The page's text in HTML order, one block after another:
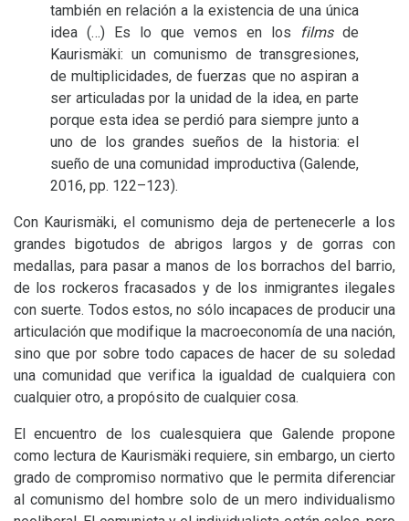
también en relación a la existencia de una única
idea (…) Es lo que vemos en los
filmsde
Kaurismäki: un comunismo de transgresiones,
de multiplicidades, de fuerzas que no aspiran a
ser articuladas por la unidad de la idea, en parte
porque esta idea se perdió para siempre junto a
uno de los grandes sueños de la historia: el
sueño de una comunidad improductiva (Galende,
2016, pp. 122–123).
Con Kaurismäki, el comunismo deja de pertenecerle a los
grandes bigotudos de abrigos largos y de gorras con
medallas, para pasar a manos de los borrachos del barrio,
de los rockeros fracasados y de los inmigrantes ilegales
con suerte. Todos estos, no sólo incapaces de producir una
articulación que modifique la macroeconomía de una nación,
sino que por sobre todo capaces de hacer de su soledad
una comunidad que verifica la igualdad de cualquiera con
cualquier otro, a propósito de cualquier cosa.
El encuentro de los cualesquiera que Galende propone
como lectura de Kaurismäki requiere, sin embargo, un cierto
grado de compromiso normativo que le permita diferenciar
al comunismo del hombre solo de un mero individualismo